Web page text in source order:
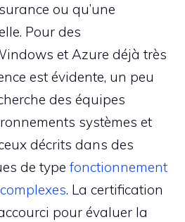
ou qu’une
Pour des
et Azure déjà très
est évidente, un peu
des équipes
systèmes et
décrits dans des
de type fonctionnement
. La certification
pour évaluer la